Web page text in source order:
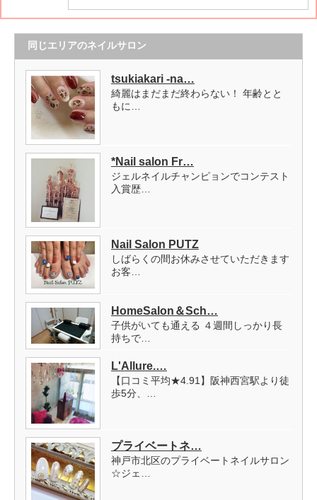
同じエリアのネイルサロン
tsukiakari -na…
綺麗はまだまだ終わらない！ 年齢とと
もに…
*Nail salon Fr…
ジェルネイルチャンピョンでコンテスト
入賞歴…
Nail Salon PUTZ
しばらくの間お休みさせていただきます
お客…
HomeSalon＆Sch…
子供がいても通える ４週間しっかり長
持ちで…
L'Allure.…
【口コミ平均★4.91】阪神西宮駅より徒
歩5分、…
プライベートネ…
神戸市北区のプライベートネイルサロン
☆ジェ…